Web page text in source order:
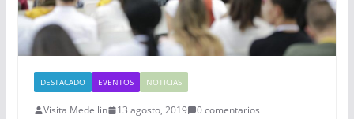
DESTACADO EVENTOS NOTICIAS
Visita Medellin 13 agosto, 2019
0 comentarios